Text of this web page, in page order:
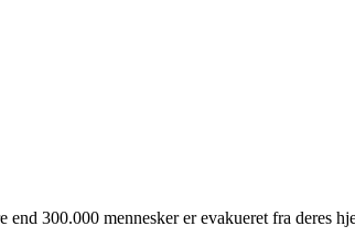
300.000 mennesker er evakueret fra deres